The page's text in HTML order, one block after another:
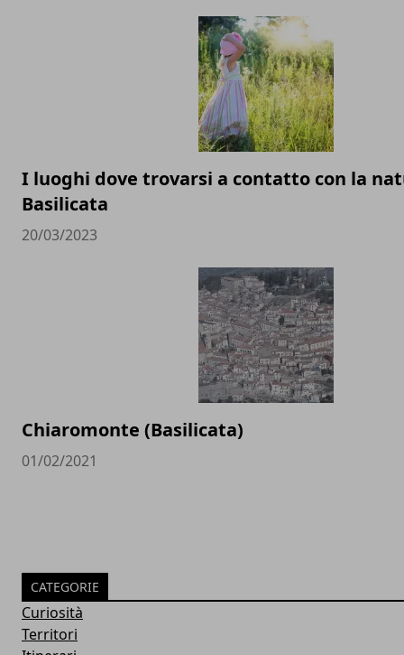
I luoghi dove trovarsi a contatto con la
Basilicata
20/03/2023
Chiaromonte (Basilicata)
01/02/2021
CATEGORIE
Curiosità
Territori